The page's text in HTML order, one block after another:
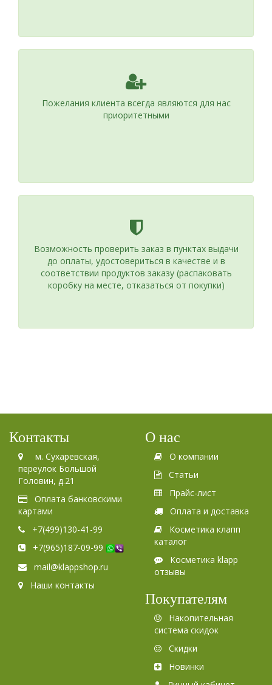
Пожелания клиента всегда являются для нас
приоритетными
Возможность проверить заказ в пунктах выдачи
до оплаты, удостовериться в качестве и в
соответствии продуктов заказу (распаковать
коробку на месте, отказаться от покупки)
Контакты
м. Сухаревская,
переулок Большой
Головин, д.21
Оплата банковскими
картами
+7(499)130-41-99
+7(965)187-09-99
mail@klappshop.ru
Наши контакты
О нас
О компании
Статьи
Прайс-лист
Оплата и доставка
Косметика клапп
каталог
Косметика klapp
отзывы
Покупателям
Накопительная
система скидок
Скидки
Новинки